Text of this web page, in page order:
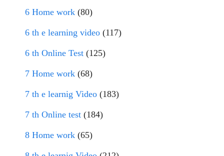
6 Home work (80)
6 th e learning video (117)
6 th Online Test (125)
7 Home work (68)
7 th e learnig Video (183)
7 th Online test (184)
8 Home work (65)